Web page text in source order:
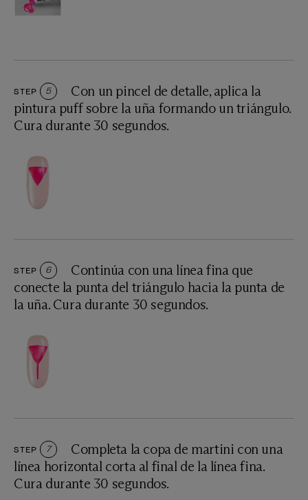
STEP 5
Con un pincel de detalle, aplica la
pintura puff sobre la uña formando un triángulo.
Cura durante 30 segundos.
STEP 6
Continúa con una línea fina que
conecte la punta del triángulo hacia la punta de
la uña. Cura durante 30 segundos.
STEP 7
Completa la copa de martini con una
línea horizontal corta al final de la línea fina.
Cura durante 30 segundos.